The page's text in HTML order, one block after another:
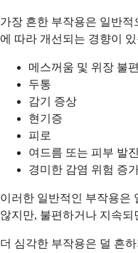
가장 흔한 부작용은 일반
에 따라 개선되는 경향이
메스꺼움 및 위장 불편
두통
감기 증상
현기증
피로
여드름 또는 피부 발진
경미한 감염 위험 증
이러한 일반적인 부작용은
않지만, 불편하거나 지속
더 심각한 부작용은 덜 흔